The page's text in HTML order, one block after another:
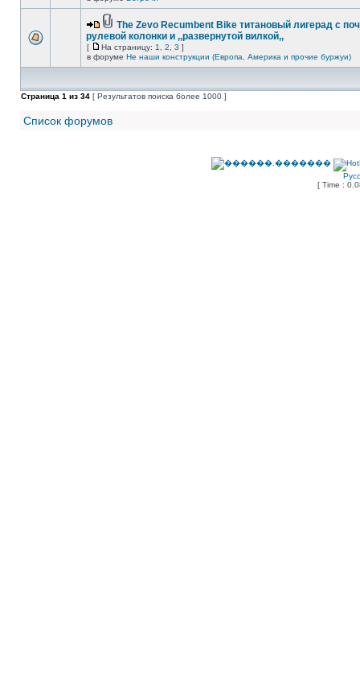
The Zevo Recumbent Bike титановый лигерад с
рулевой колонки и ,,развернутой вилкой,,
[ На страницу: 1 2 3 ]
в форуме Не наши конструкции (Европа, Америка и прочие буржуи)
Страница 1 из 34 [ Результатов поиска более 1000 ]
Список форумов
[ Time :